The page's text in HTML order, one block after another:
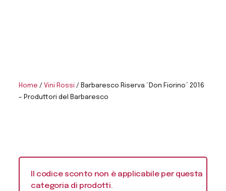
Home / Vini Rossi / Barbaresco Riserva “Don Fiorino” 2016
– Produttori del Barbaresco
Il codice sconto non è applicabile per questa
categoria di prodotti.